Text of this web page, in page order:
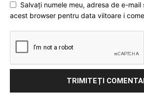
Salvați numele meu, adresa de e-
acest browser pentru data viitoare i